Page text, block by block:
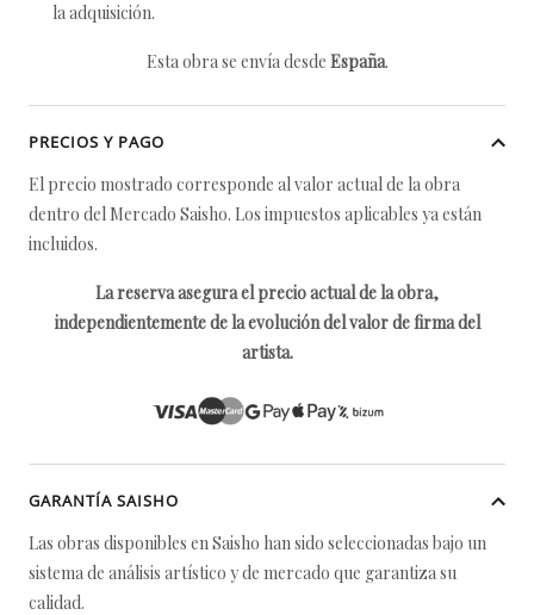
la adquisición.
Esta obra se envía desde España.
PRECIOS Y PAGO
El precio mostrado corresponde al valor actual de la obra
dentro del Mercado Saisho. Los impuestos aplicables ya están
incluidos.
La reserva asegura el precio actual de la obra,
independientemente de la evolución del valor de firma del
artista.
GARANTÍA SAISHO
Las obras disponibles en Saisho han sido seleccionadas bajo un
sistema de análisis artístico y de mercado que garantiza su
calidad.